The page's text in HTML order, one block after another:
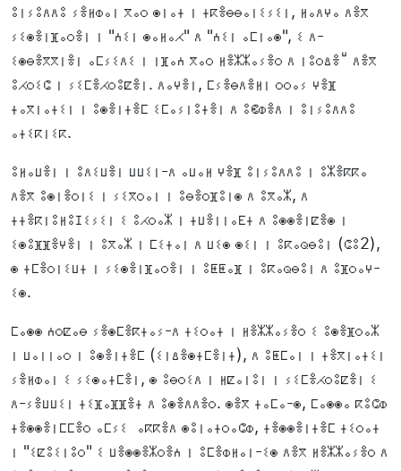
ⵓⵏⵢⵓⴷⴷⵓ ⵢⴻⵍⵀⴰⵏ ⴳⴰⵔ ⵙⵏⴰⵜ ⵏ ⵜⴽⴻⴱⴱⴰⵏⵉⵢⵉⵏ, ⵍⴰⴷⵖⴰ ⴷⴻⴳ
ⵢⵉⵙⴻⵏⴼⴰⵔⴻⵏ ⵏ "ⵄⵉⵏ ⵙⴰⵍⴰⵃ" ⴷ "ⵄⵉⵏ ⴰⵎⵏⴰⵙ", ⵉ ⴷ-
ⵉⵙⴱⴻⴳⴳⵏⴻⵏ ⴰⵎⵢⵉⴷⵉ ⵏ ⵏⴼⴰⵄ ⴳⴰⵔ ⵍⴻⵣⵣⴰⵢⴻⵔ ⴷ ⵏⵓⵔⵠⴻⵯ ⴷⴻⴳ
ⵓⵃⵔⵉⵛ ⵏ ⵢⵉⵎⴻⵃⵔⵓⵇⴻⵏ. ⴷⴰⵖⴻⵏ, ⵎⵢⴻⴱⴷⴻⵍⵏ ⵔⵔⴰⵢ ⵖⴻⴼ
ⵜⴰⴳⵏⴰⵜⵉⵏ ⵏ ⵓⵙⴻⵏⵜⴻⵎ ⵉⵎⴰⵢⵏⵓⵜⴻⵏ ⴷ ⵓⵞⵀⴻⴷ ⵏ ⵓⵏⵢⵓⴷⴷⵓ
ⴰⵜⵉⴽⵏⵉⴽ.
ⵓⵍⴰⵡⴻⵏ ⵏ ⵓⴷⵉⵡⴻⵏ ⵡⵡⵉⵏ-ⴷ ⴰⵡⴰⵍ ⵖⴻⴼ ⵓⵏⵢⵓⴷⴷⵓ ⵏ ⵓⵣⴻⴽⴽⴰ
ⴷⴻⴳ ⵓⵙⵏⴻⵔⵏⵉ ⵏ ⵢⵉⴳⵔⴰⵏ ⵏ ⵓⴱⴻⵔⴼⵓⵏⵙ ⴷ ⵓⴳⴰⵣ, ⴷ
ⵜⵜⴻⴽⵏⵓⵍⵓⵊⵉⵢⵉⵏ ⵉ ⵓⵃⵔⴰⵣ ⵏ ⵜⵡⴻⵏⵏⴰⴹⵜ ⴷ ⵓⵙⵙⴻⵏⵇⴻⵙ ⵏ
ⵉⵙⵓⴼⴼⴻⵖⴻⵏ ⵏ ⵓⴳⴰⵣ ⵏ ⵎⵉⵜⴰⵏ ⴷ ⵡⵉⵙ ⵙⵉⵏ ⵏ ⵓⴽⴰⵕⴱⵓⵏ (ⵛⵓ2),
ⵙ ⵜⵎⴻⵔⵏⵉⵡⵜ ⵏ ⵢⵉⵙⴻⵏⴼⴰⵔⴻⵏ ⵏ ⵓⵟⵟⴰⴼ ⵏ ⵓⴽⴰⵕⴱⵓⵏ ⴷ ⵓⴼⵔⴰⵖ-
ⵉⵙ.
ⵎⴰⵙⵙ ⵄⵔⵇⴰⴱ ⵢⴻⵙⵎⴻⴽⵜⴰⵢ-ⴷ ⵜⵉⵔⴰⵜ ⵏ ⵍⴻⵣⵣⴰⵢⴻⵔ ⵉ ⵓⵙⴻⴼⵔⴰⵣ
ⵏ ⵡⴰⵏⵏⴰⵔ ⵏ ⵓⵙⴻⵏⵜⴻⵎ (ⵉⵏⵠⴻⵙⵜⵎⴻⵏⵜ), ⴷ ⵓⵟⵎⴰⵏ ⵏ ⵜⴻⴳⵏⴰⵜⵉⵏ
ⵢⴻⵍⵀⴰⵏ ⵉ ⵢⵉⵙⴰⵜⵎⴻⵏ, ⵙ ⵓⴱⵔⵉⴷ ⵏ ⵍⵇⴰⵏⵓⵏ ⵏ ⵢⵉⵎⴻⵃⵔⵓⵇⴻⵏ ⵉ
ⴷ-ⵢⴻⵡⵡⵉⵏ ⵜⵉⴼⴰⴼⴼⴻⵜ ⴷ ⵓⵙⴻⴷⴷⴻⵔ. ⵙⴻⴳ ⵜⴰⵎⴰ-ⵙ, ⵎⴰⵙⵙⴰ ⴽⵓⵛⵀ
ⵜⴻⵙⵙⴻⵏⵎⵎⴻⵔ ⴰⵎⵢⵉ ⴰⴽⴽⴻⴷ ⵙⵓⵏⴰⵜⵔⴰⵛⵀ, ⵜⴻⵙⵙⴻⵏⵜⴻⵎ ⵜⵉⵔⴰⵜ
ⵏ "ⵉⵇⵓⵉⵏⵓⵔ" ⵉ ⵡⴻⵙⵙⴻⵣⵔⴻⵄ ⵏ ⵓⵎⴻⵀⵍⴰⵏ-ⵉⵙ ⴷⴻⴳ ⵍⴻⵣⵣⴰⵢⴻⵔ ⴷ